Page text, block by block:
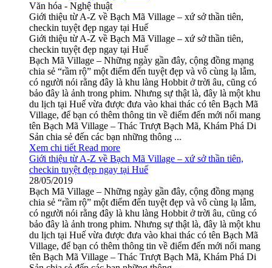
Văn hóa - Nghệ thuật
Giới thiệu từ A-Z về Bạch Mã Village – xứ sở thần tiên,
checkin tuyệt đẹp ngay tại Huế
Giới thiệu từ A-Z về Bạch Mã Village – xứ sở thần tiên,
checkin tuyệt đẹp ngay tại Huế
Bạch Mã Village – Những ngày gần đây, cộng đồng mạng
chia sẻ “rầm rộ” một điểm đến tuyệt đẹp và vô cùng lạ lẫm,
có người nói rằng đây là khu làng Hobbit ở trời âu, cũng có
bảo đây là ảnh trong phim. Nhưng sự thật là, đây là một khu
du lịch tại Huế vừa được đưa vào khai thác có tên Bạch Mã
Village, để bạn có thêm thông tin về điểm đến mới nổi mang
tên Bạch Mã Village – Thác Trượt Bạch Mã, Khám Phá Di
Sản chia sẻ đến các bạn những thông ...
Xem chi tiết Read more
Giới thiệu từ A-Z về Bạch Mã Village – xứ sở thần tiên,
checkin tuyệt đẹp ngay tại Huế
28/05/2019
Bạch Mã Village – Những ngày gần đây, cộng đồng mạng
chia sẻ “rầm rộ” một điểm đến tuyệt đẹp và vô cùng lạ lẫm,
có người nói rằng đây là khu làng Hobbit ở trời âu, cũng có
bảo đây là ảnh trong phim. Nhưng sự thật là, đây là một khu
du lịch tại Huế vừa được đưa vào khai thác có tên Bạch Mã
Village, để bạn có thêm thông tin về điểm đến mới nổi mang
tên Bạch Mã Village – Thác Trượt Bạch Mã, Khám Phá Di